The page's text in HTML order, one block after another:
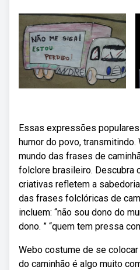
Essas expressões
humor do povo,
mundo das frases de
folclore brasileiro. Descubra
criativas refletem a
das frases folclóricas de
incluem: “não sou dono do
dono. ” “quem tem pressa
Webo costume de se
do caminhão é algo muito